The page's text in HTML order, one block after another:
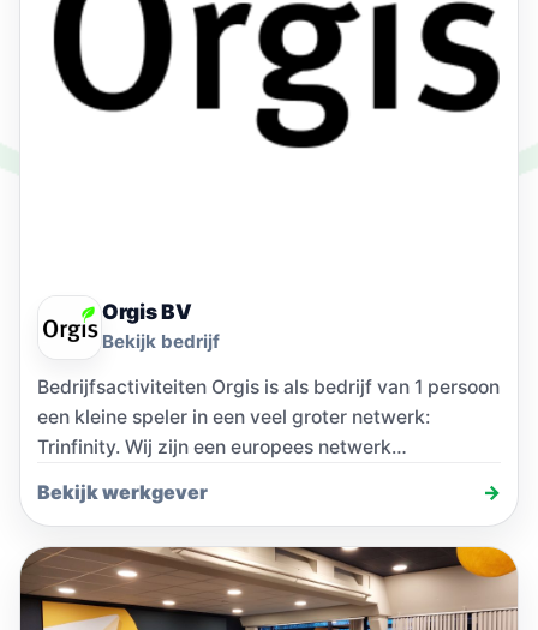
Orgis BV
Bekijk bedrijf
Bedrijfsactiviteiten Orgis is als bedrijf van 1 persoon
een kleine speler in een veel groter netwerk:
Trinfinity. Wij zijn een europees netwerk…
Bekijk werkgever →